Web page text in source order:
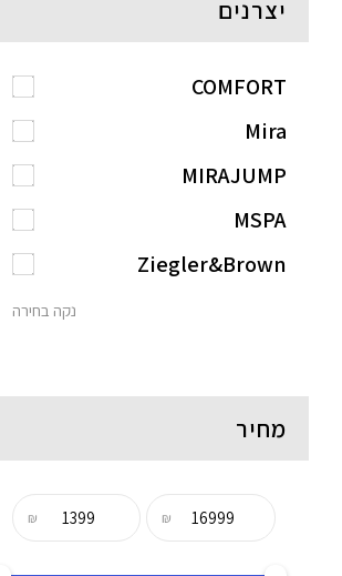
יצרנים
COMFORT
Mira
MIRAJUMP
MSPA
Ziegler&Brown
נקה בחירה
מחיר
₪
₪